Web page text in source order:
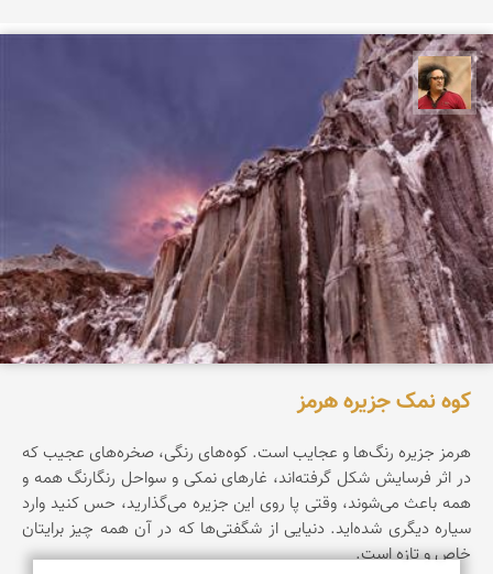
مصطفی ربیعی بهشتی
کوه نمک جزیره هرمز
هرمز جزیره‌ رنگ‌ها‌ و عجایب است. کوه‌های رنگی، صخره‌های عجیب که
در اثر فرسایش شکل گرفته‌اند، غارهای نمکی و سواحل رنگارنگ همه و
همه باعث می‌شوند، وقتی پا روی این جزیره می‌گذارید، حس کنید وارد
سیاره‌ دیگری شده‌اید. دنیایی از شگفتی‌ها که در آن همه چیز برایتان
خاص و تازه است.